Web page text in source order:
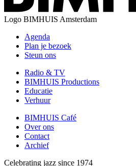
Logo BIMHUIS Amsterdam
Agenda
Plan je bezoek
Steun ons
Radio & TV
BIMHUIS Productions
Educatie
Verhuur
BIMHUIS Café
Over ons
Contact
Archief
Celebrating jazz since 1974